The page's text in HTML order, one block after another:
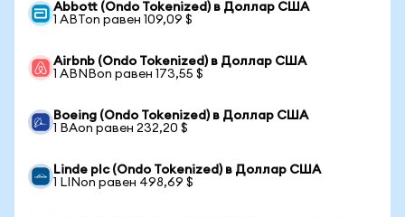
Abbott (Ondo Tokenized) в Доллар США
1 ABTon равен 109,09 $
Airbnb (Ondo Tokenized) в Доллар США
1 ABNBon равен 173,55 $
Boeing (Ondo Tokenized) в Доллар США
1 BAon равен 232,20 $
Linde plc (Ondo Tokenized) в Доллар США
1 LINon равен 498,69 $